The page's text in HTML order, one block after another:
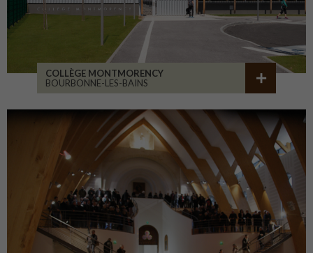
COLLÈGE MONTMORENCY
BOURBONNE-LES-BAINS